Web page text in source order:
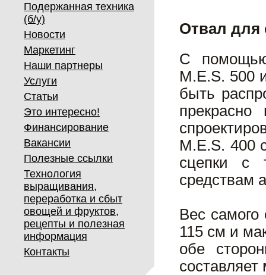
Подержанная техника
(б/у)
Новости
Маркетинг
Наши партнеры
Услуги
Статьи
Это интересно!
Финансирование
Вакансии
Полезные ссылки
Технология
выращивания,
переработка и сбыт
овощей и фруктов,
рецепты и полезная
информация
Контакты
Отвал для
С помощью
M.E.S. 500
быть
M.E.S. 400
сцепки с
средствам
Вес самого
115 см и
обе